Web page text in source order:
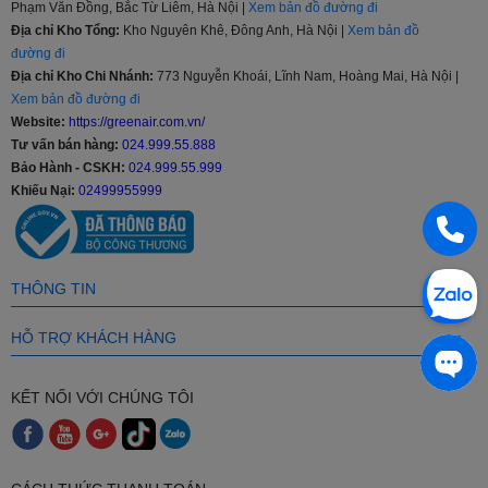
2. Phân Loại Điều Hòa Casper 1 Chiều
Phổ Biến
Điều hòa Casper 1 chiều hàng cơ (Non-Inverter)
Đặc điểm:
nhiệt độ cài đặt nhanh nhất. Cấu tạo đơn giản, bền bỉ, chi phí
bảo trì và sửa chữa cực kỳ rẻ.
Phù hợp:Phòng khách, phòng họp hoặc những không gian
chỉ có nhu cầu sử dụng điều hòa trong thời gian ngắn.
thông
minh, duy trì nhiệt độ ổn định, vận hành siêu êm và
tiết kiệm
từ 30% - 70% điện năng.
Phù hợp:Phòng ngủ, phòng làm việc hoặc những không
gian bật điều hòa liên tục nhiều giờ liền.
Phạm Văn Đồng, Bắc Từ Liêm, Hà Nội | Xem bản đồ đường đi
Địa chỉ Kho Tổng: Kho Nguyên Khê, Đông Anh, Hà Nội | Xem bản đồ
đường đi
Địa chỉ Kho Chi Nhánh: 773 Nguyễn Khoái, Lĩnh Nam, Hoàng Mai, Hà Nội |
Xem bản đồ đường đi
Website: https://greenair.com.vn/
Tư vấn bán hàng: 024.999.55.888
Bảo Hành - CSKH: 024.999.55.999
Khiếu Nại: 02499955999
THÔNG TIN
HỖ TRỢ KHÁCH HÀNG
KẾT NỐI VỚI CHÚNG TÔI